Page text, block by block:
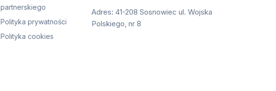
partnerskiego
Polityka prywatności
Polityka cookies
Adres: 41-208 Sosnowiec ul. Wojska
Polskiego, nr 8